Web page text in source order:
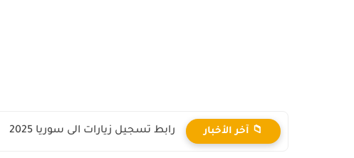
📁 آخر الأخبار رابط تسجيل زيارات الى سوريا 2025